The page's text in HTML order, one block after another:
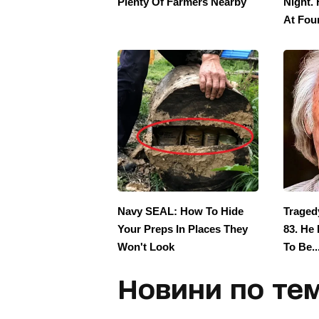
Новини по